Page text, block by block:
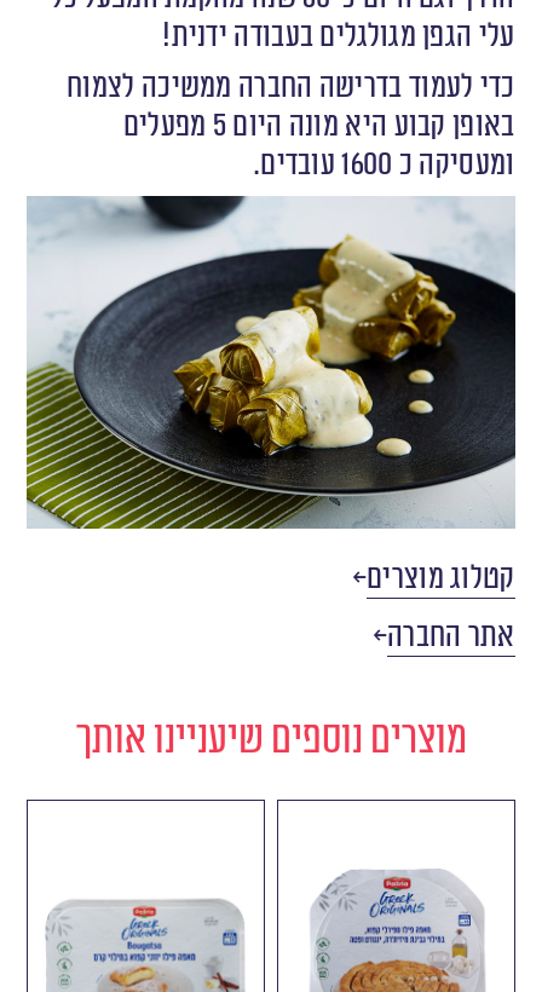
עלי הגפן מגולגלים בעבודה ידנית!
כדי לעמוד בדרישה החברה ממשיכה לצמוח
באופן קבוע היא מונה היום 5 מפעלים
ומעסיקה כ 1600 עובדים.
קטלוג מוצרים
אתר החברה
מוצרים נוספים שיעניינו אותך